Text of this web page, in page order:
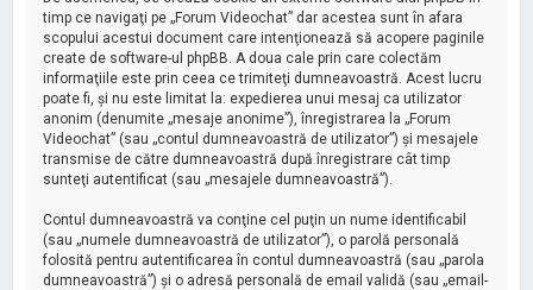
timp ce navigaţi pe „Forum Videochat” dar acestea sunt în afara
scopului acestui document care intenţionează să acopere paginile
create de software-ul phpBB. A doua cale prin care colectăm
informaţiile este prin ceea ce trimiteţi dumneavoastră. Acest lucru
poate fi, şi nu este limitat la: expedierea unui mesaj ca utilizator
anonim (denumite „mesaje anonime”), înregistrarea la „Forum
Videochat” (sau „contul dumneavoastră de utilizator”) şi mesajele
transmise de către dumneavoastră după înregistrare cât timp
sunteţi autentificat (sau „mesajele dumneavoastră”).
Contul dumneavoastră va conţine cel puţin un nume identificabil
(sau „numele dumneavoastră de utilizator”), o parolă personală
folosită pentru autentificarea în contul dumneavoastră (sau „parola
dumneavoastră”) şi o adresă personală de email validă (sau „email-